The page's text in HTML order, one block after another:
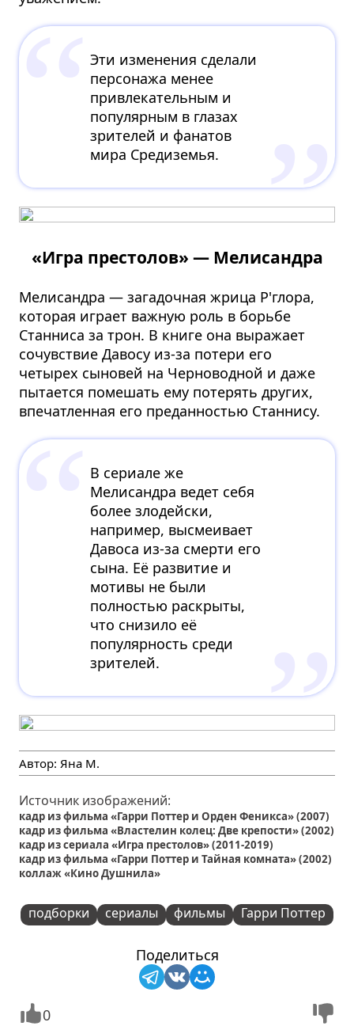
Эти изменения сделали
персонажа менее
привлекательным и
популярным в глазах
зрителей и фанатов
мира Средиземья.
«Игра престолов» — Мелисандра
Мелисандра — загадочная жрица Р'глора,
которая играет важную роль в борьбе
Станниса за трон. В книге она выражает
сочувствие Давосу из-за потери его
четырех сыновей на Черноводной и даже
пытается помешать ему потерять других,
впечатленная его преданностью Станнису.
В сериале же
Мелисандра ведет себя
более злодейски,
например, высмеивает
Давоса из-за смерти его
сына. Её развитие и
мотивы не были
полностью раскрыты,
что снизило её
популярность среди
зрителей.
Автор: Яна М.
Источник изображений:
кадр из фильма «Гарри Поттер и Орден Феникса» (2007)
кадр из фильма «Властелин колец: Две крепости» (2002)
кадр из сериала «Игра престолов» (2011-2019)
кадр из фильма «Гарри Поттер и Тайная комната» (2002)
коллаж «Кино Душнила»
подборки сериалы фильмы Гарри Поттер
Поделиться
0